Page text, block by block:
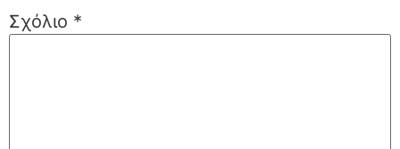
Σχόλιο *